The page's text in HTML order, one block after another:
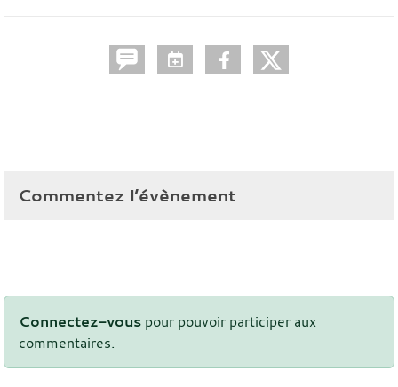
Commentez l’évènement
Connectez-vous pour pouvoir participer aux
commentaires.